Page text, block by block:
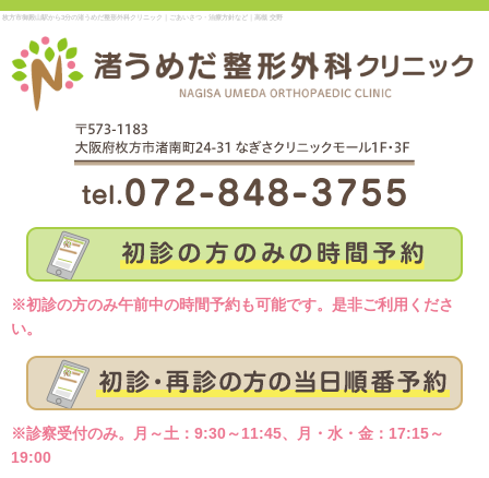
枚方市御殿山駅から3分の渚うめだ整形外科クリニック｜ごあいさつ・治療方針など｜高槻 交野
※初診の方のみ午前中の時間予約も可能です。是非ご利用くださ
い。
※診察受付のみ。月～土：9:30～11:45、月・水・金：17:15～
19:00